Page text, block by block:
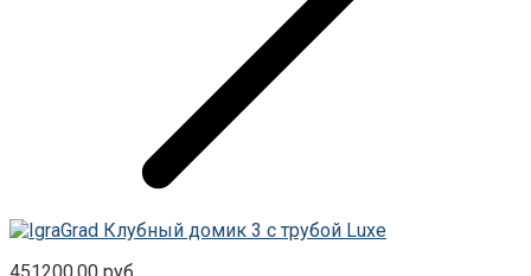
451200.00 руб.